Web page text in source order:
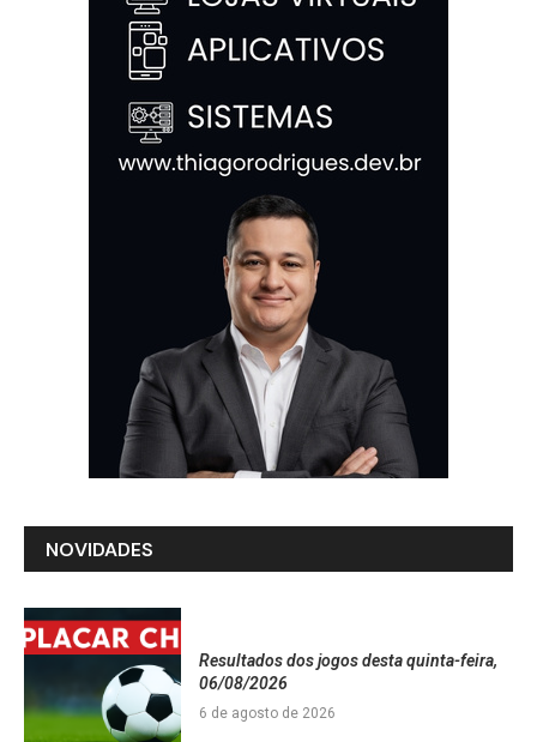
NOVIDADES
Resultados dos jogos desta quinta-feira,
06/08/2026
6 de agosto de 2026